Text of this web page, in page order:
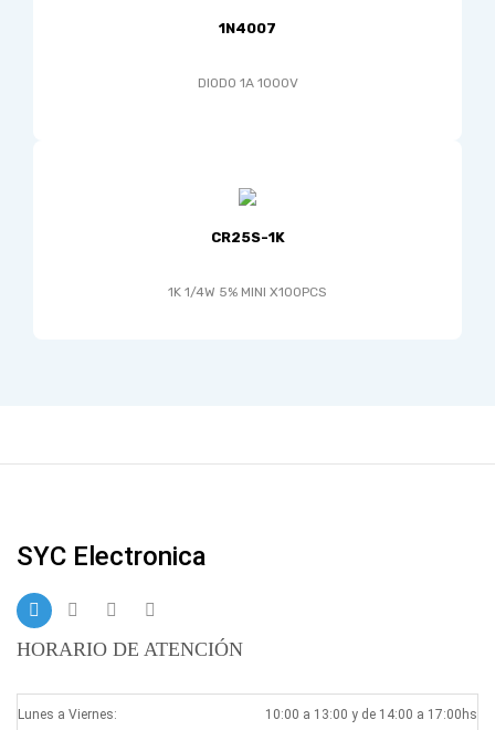
1N4007
DIODO 1A 1000V
CR25S-1K
1K 1/4W 5% MINI X100PCS
SYC Electronica
HORARIO DE ATENCIÓN
Lunes a Viernes: 10:00 a 13:00 y de 14:00 a 17:00hs